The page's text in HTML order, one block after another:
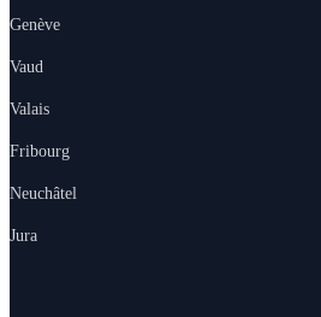
Genève
Vaud
Valais
Fribourg
Neuchâtel
Jura